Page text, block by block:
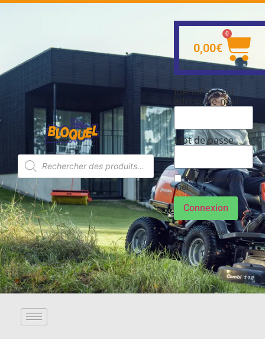
0,00€
0
Identifiant ou
adresse e-mail
Mot de passe
Se souvenir de
moi
Connexion
Mot de passe
perdu ?